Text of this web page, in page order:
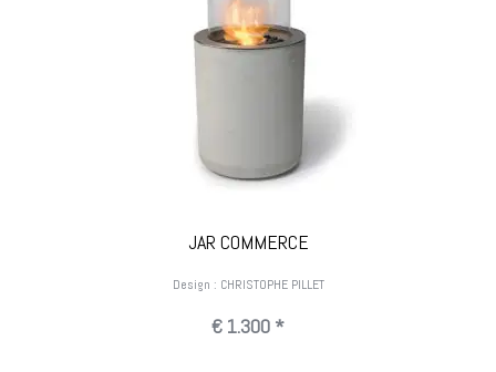
JAR COMMERCE
Design : CHRISTOPHE PILLET
€ 1.300 *